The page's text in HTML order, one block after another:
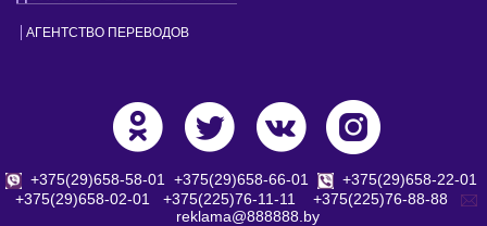
АГЕНТСТВО ПЕРЕВОДОВ
+375(29)658-58-01 +375(29)658-66-01
+375(29)658-22-01
+375(29)658-02-01
+375(225)76-11-11
+375(225)76-88-88
reklama@888888.by